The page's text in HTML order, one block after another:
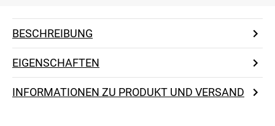
BESCHREIBUNG
EIGENSCHAFTEN
INFORMATIONEN ZU PRODUKT UND VERSAND